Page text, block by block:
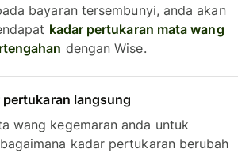
bayaran tersembunyi, anda akan
kadar pertukaran mata wang
dengan Wise.
pertukaran langsung
wang kegemaran anda untuk
kadar pertukaran berubah